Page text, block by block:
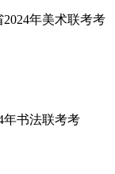
年美术联考考
年书法联考考